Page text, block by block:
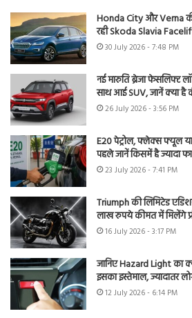
Honda City और Verna
रही Skoda Slavia
30 July 2026 - 7:48 PM
नई मारुति ब्रेजा फेसलिफ्ट
साथ आई SUV, जानें क्या है
26 July 2026 - 3:56 PM
E20 पेट्रोल, फ्लेक्स फ्यूल
पहले जानें किसमें है ज्यादा
23 July 2026 - 7:41 PM
Triumph की लिमिटेड
लाख रुपये कीमत में मिलेंगे
16 July 2026 - 3:17 PM
जानिए Hazard Light
इसका इस्तेमाल, ज्यादातर
12 July 2026 - 6:14 PM